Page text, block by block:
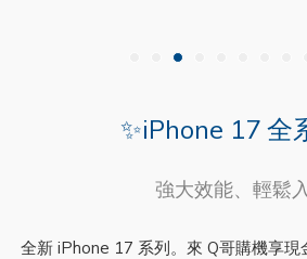
✨iPhone 17 全
強大效能、輕鬆
全新 iPhone 17 系列。來 Q哥購機享